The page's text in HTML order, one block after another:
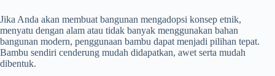
Jika Anda akan membuat bangunan mengadopsi konsep etnik,
menyatu dengan alam atau tidak banyak menggunakan bahan
bangunan modern, penggunaan bambu dapat menjadi pilihan tepat.
Bambu sendiri cenderung mudah didapatkan, awet serta mudah
dibentuk.